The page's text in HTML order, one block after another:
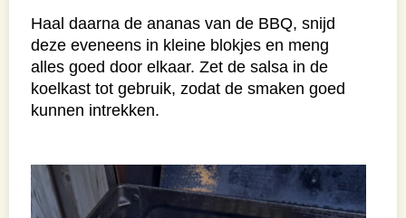
Haal daarna de ananas van de BBQ, snijd
deze eveneens in kleine blokjes en meng
alles goed door elkaar. Zet de salsa in de
koelkast tot gebruik, zodat de smaken goed
kunnen intrekken.